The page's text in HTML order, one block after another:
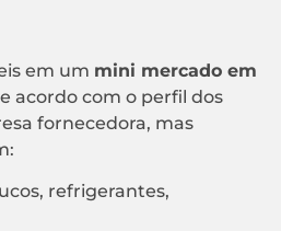
em um mini mercado em
acordo com o perfil dos
fornecedora, mas
refrigerantes,